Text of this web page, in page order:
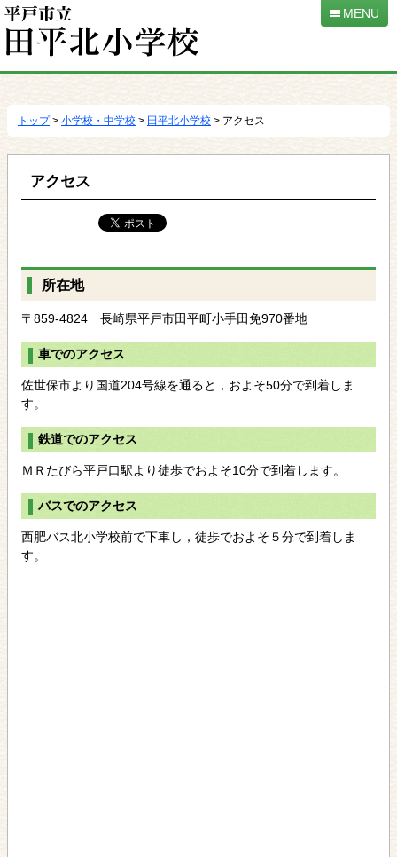
移
MENU
トップ> 小学校・中学校 > 田平北小学校 > アクセス
アクセス
所在地
〒859-4824 長崎県平戸市田平町小手田免970番地
車でのアクセス
佐世保市より国道204号線を通ると，およそ50分で到着しま
す。
鉄道でのアクセス
ＭＲたびら平戸口駅より徒歩でおよそ10分で到着します。
バスでのアクセス
西肥バス北小学校前で下車し，徒歩でおよそ５分で到着しま
す。